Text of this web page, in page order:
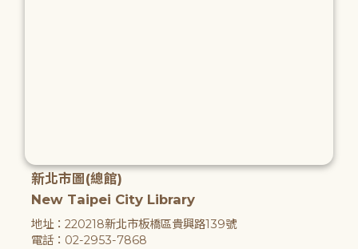
新北市圖(總館)
New Taipei City Library
地址：220218新北市板橋區貴興路139號
電話：02-2953-7868